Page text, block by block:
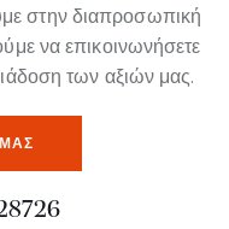
στην διαπροσωπική
να επικοινωνήσετε
των αξιών μας.